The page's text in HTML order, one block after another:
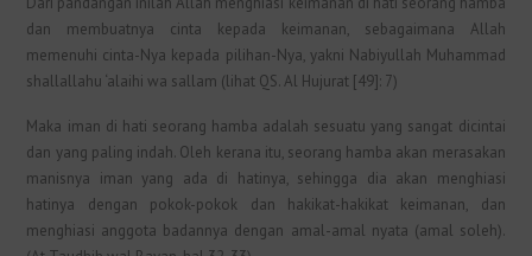
dan membuatnya cinta kepada keimanan, sebagaimana Allah
memenuhi cinta-Nya kepada pilihan-Nya, yakni Nabiyullah Muhammad
shallallahu ‘alaihi wa sallam (lihat QS. Al Hujurat [49]: 7)
Maka iman di hati seorang hamba adalah sesuatu yang sangat dicintai
dan yang paling indah. Oleh kerana itu, seorang hamba akan merasakan
manisnya iman yang ada di hatinya, sehingga dia akan menghiasi
hatinya dengan pokok-pokok dan hakikat-hakikat keimanan, dan
menghiasi anggota badannya dengan amal-amal nyata (amal soleh).